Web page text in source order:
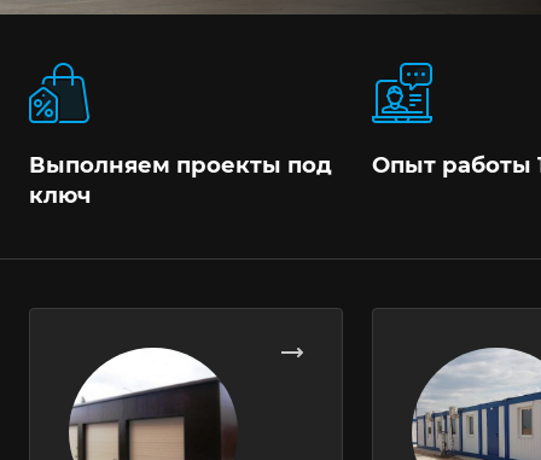
Выполняем проекты под
ключ
Опыт работы